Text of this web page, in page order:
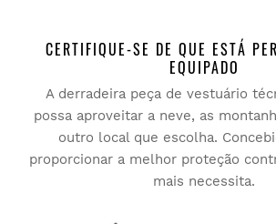
Experimente os nossos artigos
casa. Tem 30 dias desde a entrega para
devolução.
A partir da sua conta de utilizador, pode
fácil e rápida um artigo da sua
CERTIFIQUE-SE DE QUE ESTÁ
EQUIPADO
A derradeira peça de vestuário
possa aproveitar a neve, as
outro local que escolha.
proporcionar a melhor proteção
mais necessita.